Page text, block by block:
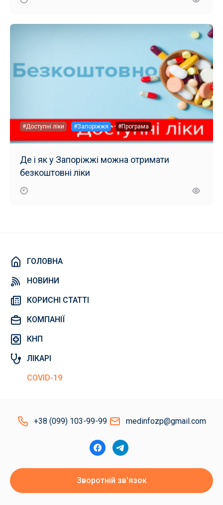
#Доступні ліки #Запоріжжя #Програма
Де і як у Запоріжжі можна отримати
безкоштовні ліки
ГОЛОВНА
НОВИНИ
КОРИСНІ СТАТТІ
КОМПАНІЇ
КНП
ЛІКАРІ
COVID-19
+38 (099) 103-99-99 medinfozp@gmail.com
Зворотній зв'язок